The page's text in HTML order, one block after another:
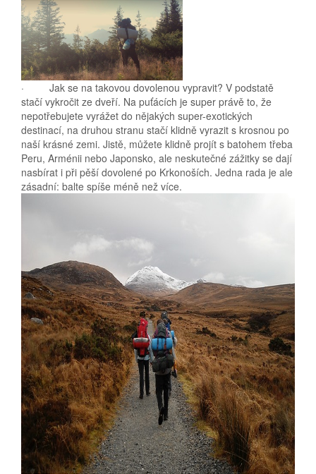
· Jak se na takovou dovolenou vypravit? V podstatě
stačí vykročit ze dveří. Na puťácích je super právě to, že
nepotřebujete vyrážet do nějakých super-exotických
destinací, na druhou stranu stačí klidně vyrazit s krosnou po
naší krásné zemi. Jistě, můžete klidně projít s batohem třeba
Peru, Arménii nebo Japonsko, ale neskutečné zážitky se dají
nasbírat i při pěší dovolené po Krkonoších. Jedna rada je ale
zásadní: balte spíše méně než více.